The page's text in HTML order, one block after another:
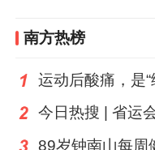
“每次鸣潮参展，
要。”展位一位负
热闹的不止鸣潮
南方热榜
今日热搜 | 省运